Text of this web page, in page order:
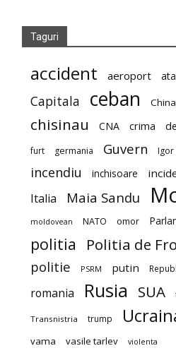
Taguri
accident aeroport
Capitala ceban China
chisinau CNA crima
furt germania Guvern
incendiu inchisoare
Italia Maia Sandu
moldovean NATO omor
politia Politia de
politie PSRM putin
romania Rusia SUA
Transnistria trump
vama vasile tarlev violenta